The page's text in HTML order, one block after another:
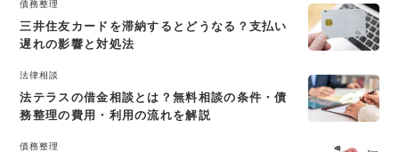
債務整理
三井住友カードを滞納するとどうなる？支払い
遅れの影響と対処法
法律相談
法テラスの借金相談とは？無料相談の条件・債
務整理の費用・利用の流れを解説
債務整理